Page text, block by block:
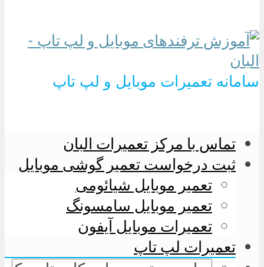
سامانه تعمیرات موبایل و لپ تاپ
تماس با مرکز تعمیرات البان
ثبت درخواست تعمیر گوشی موبایل
تعمیر موبایل شیائومی
تعمیر موبایل سامسونگ
تعمیرات موبایل آیفون
تعمیرات لپ تاپ